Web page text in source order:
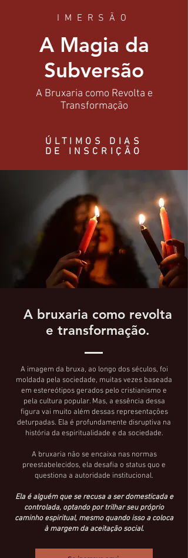
IMERSÃO
A Magia da
Subversão
A Bruxaria como Revolta e
Transformação
ÚLTIMOS DIAS
DE INSCRIÇÃO
A bruxaria como revolta
e transformação.
A imagem da bruxa, ao longo dos séculos, foi
moldada pela sociedade, muitas vezes baseada
em estereótipos gerados pelo cristianismo e
pela cultura popular. Mas, a essência dessa
figura vai muito além dessas representações
deturpadas. Ela é profundamente disruptiva na
história da espiritualidade e da sociedade.
A bruxaria não se encaixa nas normas
preestabelecidos, ela desafia o status quo e
questiona a autoridade institucional.
Ela é alguém que se recusa a ser domesticada e
controlada, optando por trilhar seu próprio
caminho espiritual, mesmo quando isso a coloca
à margem da aceitação social.